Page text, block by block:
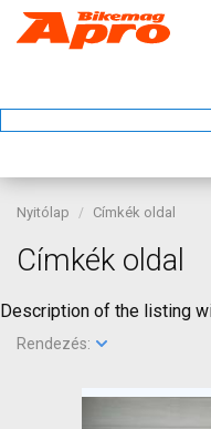
Nyitólap Címkék oldal
Címkék oldal
Description of the listing
Rendezés: